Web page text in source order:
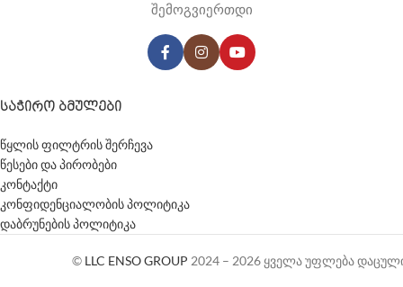
შემოგვიერთდი
ᲡᲐᲭᲘᲠᲝ ᲑᲛᲣᲚᲔᲑᲘ
წყლის ფილტრის შერჩევა
წესები და პირობები
კონტაქტი
კონფიდენციალობის პოლიტიკა
დაბრუნების პოლიტიკა
© LLC ENSO GROUP 2024 – 2026 ყველა უფლება